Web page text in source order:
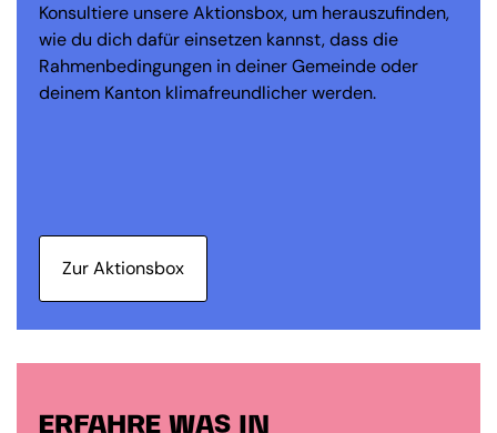
Konsultiere unsere Aktionsbox, um herauszufinden,
wie du dich dafür einsetzen kannst, dass die
Rahmenbedingungen in deiner Gemeinde oder
deinem Kanton klimafreundlicher werden.
Zur Aktionsbox
ERFAHRE WAS IN